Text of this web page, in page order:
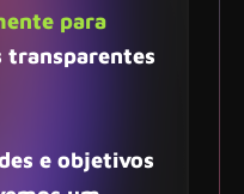
para
transparentes
e objetivos